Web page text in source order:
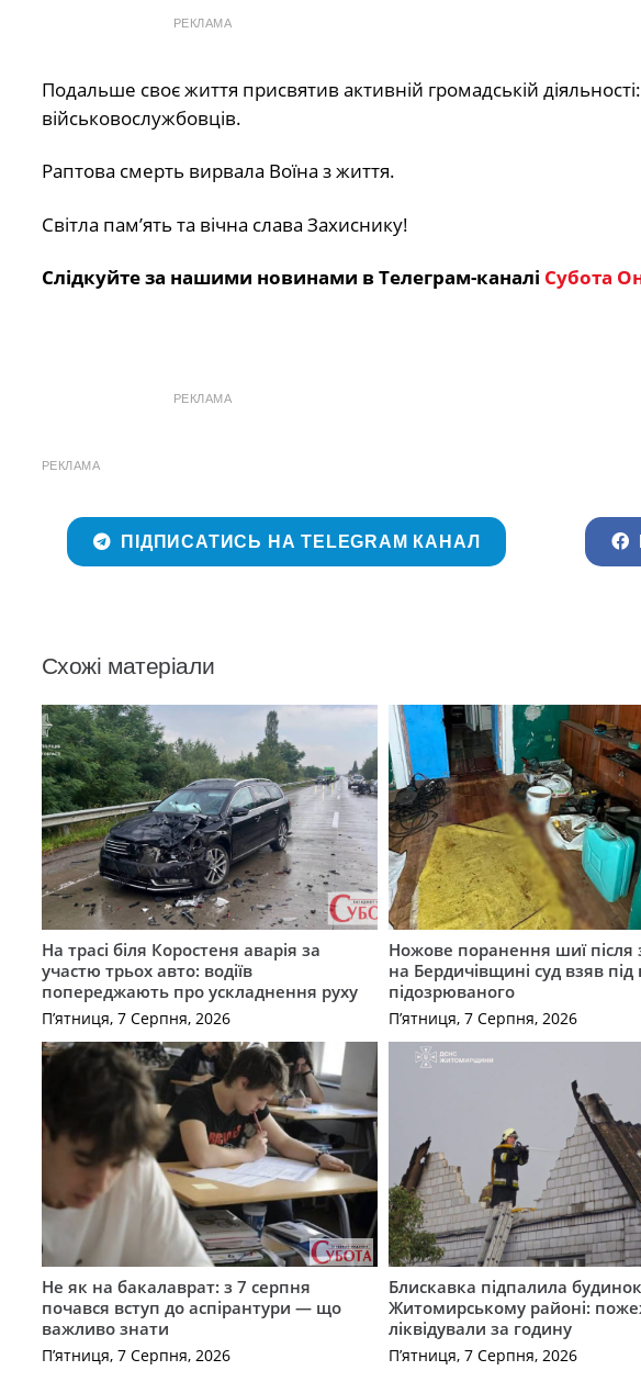
РЕКЛАМА
Подальше своє життя присвятив активній громадській
військовослужбовців.
Раптова смерть вирвала Воїна з життя.
Світла пам’ять та вічна слава Захиснику!
Слідкуйте за нашими новинами в Телеграм-каналі Субота
РЕКЛАМА
РЕКЛАМА
ПІДПИСАТИСЬ НА TELEGRAM КАНАЛ
Схожі матеріали
На трасі біля Коростеня аварія за
участю трьох авто: водіїв
попереджають про ускладнення руху
П’ятниця, 7 Серпня, 2026
Ножове поранення шиї після
на Бердичівщині суд взяв під
підозрюваного
П’ятниця, 7 Серпня, 2026
Не як на бакалаврат: з 7 серпня
почався вступ до аспірантури — що
важливо знати
П’ятниця, 7 Серпня, 2026
Блискавка підпалила
Житомирському районі:
ліквідували за годину
П’ятниця, 7 Серпня, 2026